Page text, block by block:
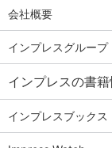
AI議事録作成術
Windows 11
Q&A
Teams踏み込み
活用術
Excel講師の仕事
会社概要
インプレスグループ
インプレスの書
インプレスブックス